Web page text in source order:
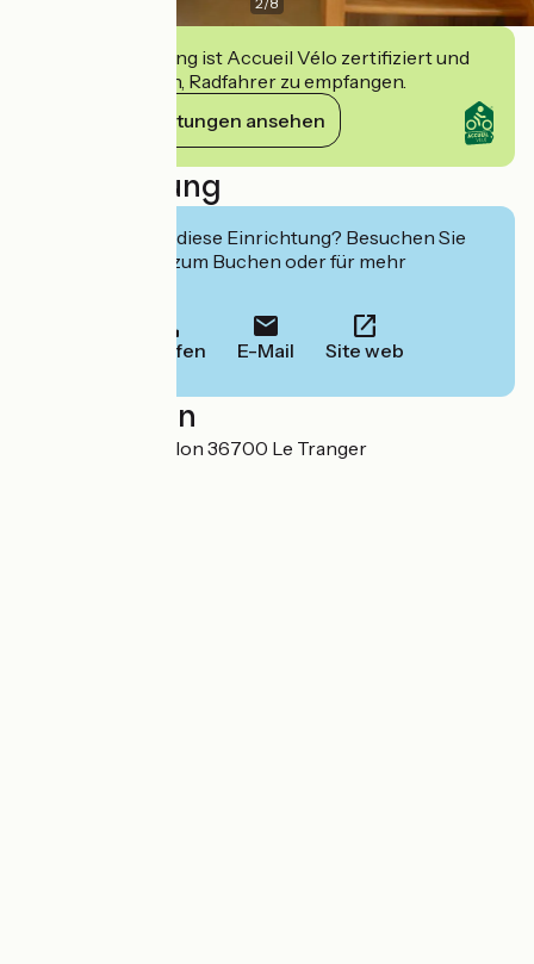
Diese Einrichtung ist Accueil Vélo zertifiziert und
verpflichtet sich, Radfahrer zu empfangen.
Ihre Verpflichtungen ansehen
Beschreibung
Interessiert Sie diese Einrichtung? Besuchen Sie
deren Website zum Buchen oder für mehr
Anrufen E-Mail Site web
Localisation
26 route de Châtillon 36700 Le Tranger